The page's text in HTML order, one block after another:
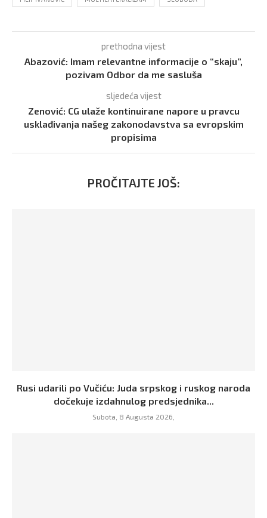
prethodna vijest
Abazović: Imam relevantne informacije o “skaju”,
pozivam Odbor da me sasluša
sljedeća vijest
Zenović: CG ulaže kontinuirane napore u pravcu
usklađivanja našeg zakonodavstva sa evropskim
propisima
PROČITAJTE JOŠ:
Rusi udarili po Vučiću: Juda srpskog i ruskog naroda
dočekuje izdahnulog predsjednika...
Subota, 8 Augusta 2026,